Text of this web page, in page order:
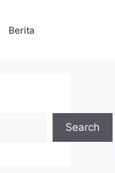
Berita
Search